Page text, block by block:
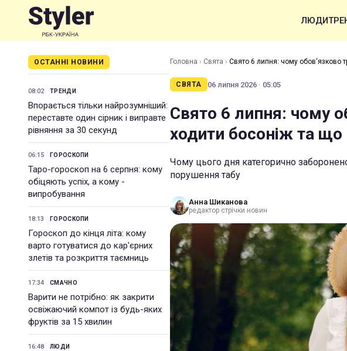
ЛЮДИ
ОСТАННІ НОВИНИ
08:02 ТРЕНДИ
Впорається тільки найрозумніший:
переставте один сірник і виправте
рівняння за 30 секунд
06:15 ГОРОСКОПИ
Таро-гороскоп на 6 серпня: кому
обіцяють успіх, а кому -
випробування
18:13 ГОРОСКОПИ
Гороскоп до кінця літа: кому
варто готуватися до кар'єрних
злетів та розкриття таємниць
17:34 СМАЧНО
Варити не потрібно: як закрити
освіжаючий компот із будь-яких
фруктів за 15 хвилин
16:48 ЛЮДИ
Головна › Свята › Свято 6 липня: чому обов'язково
СВЯТА 06 липня 2026 · 05:05
Свято 6 липня: чому
ходити босоніж та
Чому цього дня категорично
порушення табу
Анна Шиканова
редактор стрічки новин